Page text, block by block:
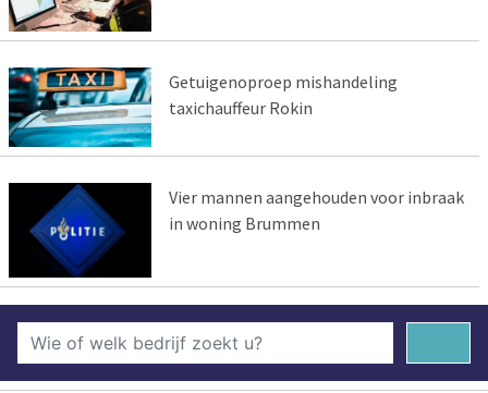
Getuigenoproep mishandeling
taxichauffeur Rokin
Vier mannen aangehouden voor inbraak
in woning Brummen